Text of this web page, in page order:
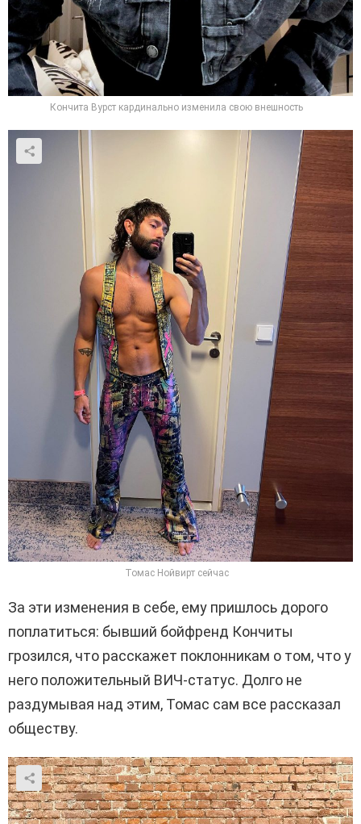
Кончита Вурст кардинально изменила свою внешность
Томас Нойвирт сейчас
За эти изменения в себе, ему пришлось дорого
поплатиться: бывший бойфренд Кончиты
грозился, что расскажет поклонникам о том, что у
него положительный ВИЧ-статус. Долго не
раздумывая над этим, Томас сам все рассказал
обществу.